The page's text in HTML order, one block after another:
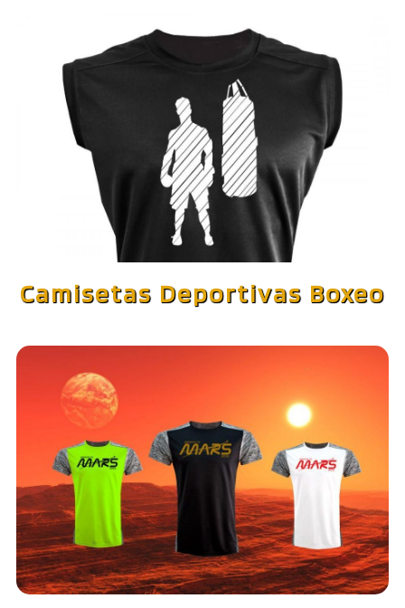
Camisetas Deportivas Boxeo